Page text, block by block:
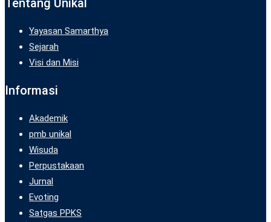
Yayasan Samarthya
Sejarah
Visi dan Misi
Informasi
Akademik
pmb unikal
Wisuda
Perpustakaan
Jurnal
Evoting
Satgas PPKS